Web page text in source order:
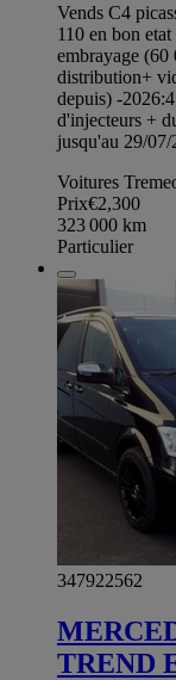
Vends C4
110 en bon
embrayage (60
distribution+
depuis) -
d'injecteurs +
jusqu'au 29/07/
Voitures
Prix€2,300
323 000 km
Particulier
347922562
TREND